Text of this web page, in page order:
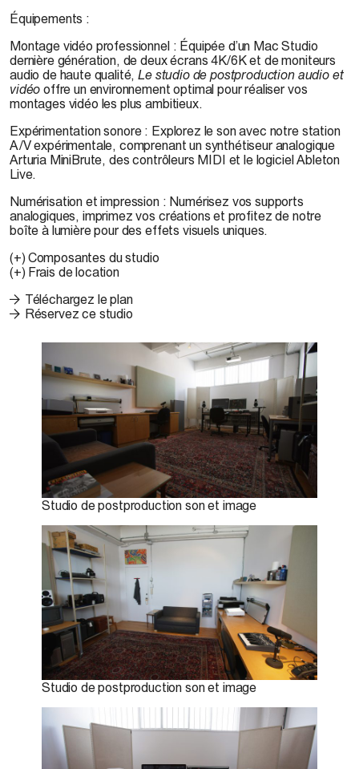
Équipements :
Montage vidéo professionnel : Équipée d’un Mac Studio
dernière génération, de deux écrans 4K/6K et de moniteurs
audio de haute qualité,Le studio de postproduction audio et
vidéo offre un environnement optimal pour réaliser vos
montages vidéo les plus ambitieux.
Expérimentation sonore : Explorez le son avec notre station
A/V expérimentale, comprenant un synthétiseur analogique
Arturia MiniBrute, des contrôleurs MIDI et le logiciel Ableton
Live.
Numérisation et impression : Numérisez vos supports
analogiques, imprimez vos créations et profitez de notre
boîte à lumière pour des effets visuels uniques.
(+)Composantes du studio
(+) Frais de location
Téléchargez le plan
Réservez ce studio
Studio de postproduction son et image
Studio de postproduction son et image